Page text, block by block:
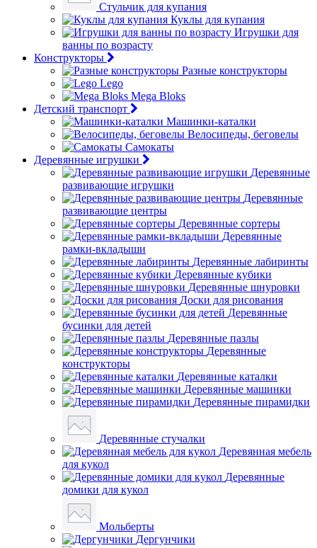
Стульчик для купания
Куклы для купания
Игрушки для
ванны по возрасту
Конструкторы
Разные конструкторы
Lego
Mega Bloks
Детский транспорт
Машинки-каталки
Велосипеды, беговелы
Самокаты
Деревянные игрушки
Деревянные
развивающие игрушки
Деревянные
развивающие центры
Деревянные сортеры
Деревянные
рамки-вкладыши
Деревянные лабиринты
Деревянные кубики
Деревянные шнуровки
Доски для рисования
Деревянные
бусинки для детей
Деревянные пазлы
Деревянные
конструкторы
Деревянные каталки
Деревянные машинки
Деревянные пирамидки
Деревянные стучалки
Деревянная мебель
для кукол
Деревянные
домики для кукол
Мольберты
Дергунчики